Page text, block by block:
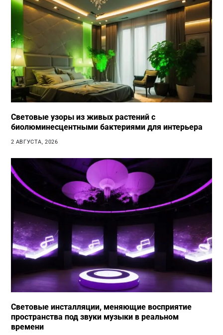
Световые узоры из живых растений с
биолюминесцентными бактериями для интерьера
2 АВГУСТА, 2026
Световые инсталляции, меняющие восприятие
пространства под звуки музыки в реальном
времени